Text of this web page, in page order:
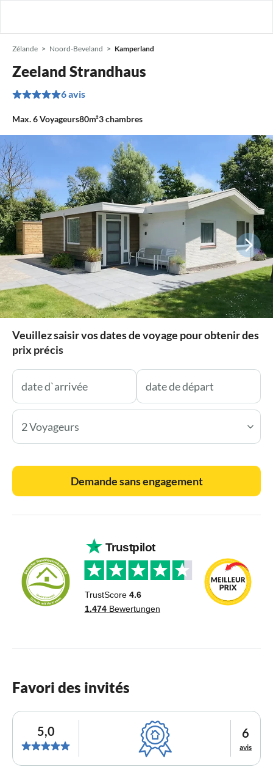
Zélande Noord-Beveland Kamperland
Zeeland Strandhaus
6 avis
Max.6Voyageurs80m²3chambres
Veuillez saisir vos dates de voyage pour obtenir des
prix précis
2 Voyageurs
Demande sans engagement
Favori des invités
5,0 6
avis